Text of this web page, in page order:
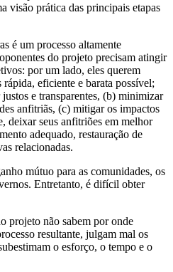
visão prática das principais etapas
é um processo altamente
do projeto precisam atingir
por um lado, eles querem
eficiente e barata possível;
e transparentes, (b) minimizar
anfitriãs, (c) mitigar os impactos
deixar seus anfitriões em melhor
adequado, restauração de
relacionadas.
mútuo para as comunidades, os
Entretanto, é difícil obter
projeto não sabem por onde
resultante, julgam mal os
o esforço, o tempo e o